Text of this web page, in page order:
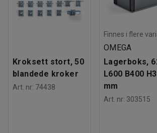
Kroksett stort, 50
blandede kroker
Art. nr: 74438
Finnes i flere
OMEGA
Lagerboks,
L600 B400
mm
Art. nr: 303515